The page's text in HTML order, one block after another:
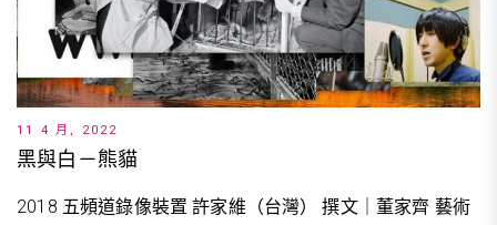
11 4 月, 2022
黑與白－熊貓
2018 五頻道錄像裝置 許家維（台灣） 撰文｜董家齊 藝術